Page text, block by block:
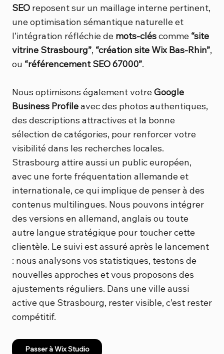
SEO reposent sur un maillage interne pertinent,
une optimisation sémantique naturelle et
l’intégration réfléchie de mots-cléscomme “site
vitrine Strasbourg”, “création site Wix Bas-Rhin”,
ou “référencement SEO 67000”.
Nous optimisons également votreGoogle
Business Profileavec des photos authentiques,
des descriptions attractives et la bonne
sélection de catégories, pour renforcer votre
visibilité dans les recherches locales.
Strasbourg attire aussi un public européen,
avec une forte fréquentation allemande et
internationale, ce qui implique de penser à des
contenus multilingues. Nous pouvons intégrer
des versions en allemand, anglais ou toute
autre langue stratégique pour toucher cette
clientèle. Le suivi est assuré après le lancement
: nous analysons vos statistiques, testons de
nouvelles approches et vous proposons des
ajustements réguliers. Dans une ville aussi
active que Strasbourg, rester visible, c’est rester
compétitif.
Passer à Wix Studio